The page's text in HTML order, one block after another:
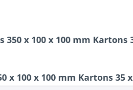
x 100 x 100 mm Kartons
x 100 x 100 mm Kartons 35